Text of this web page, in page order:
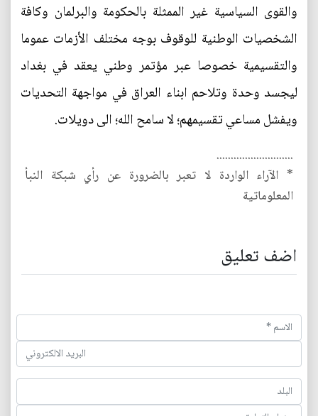
والقوى السياسية غير الممثلة بالحكومة والبرلمان وكافة
الشخصيات الوطنية للوقوف بوجه مختلف الأزمات عموما
والتقسيمية خصوصا عبر مؤتمر وطني يعقد في بغداد
ليجسد وحدة وتلاحم ابناء العراق في مواجهة التحديات
ويفشل مساعي تقسيمهم؛ لا سامح الله؛ الى دويلات.
...........................
* الآراء الواردة لا تعبر بالضرورة عن رأي شبكة النبأ
المعلوماتية
اضف تعليق